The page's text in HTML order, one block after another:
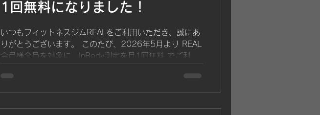
に通い始めたきっかけは、お友達からの紹介でした。 当
時の目標はとてもシンプルでした。 「体力をつけたい。
悩みがありました。 日常生活の中で体力の低下を強く感
じていた 杖を使わないと歩けなかった...
1回無料になりました！
いつもフィットネスジムREALをご利用いただき、誠にあ
りがとうございます。 このたび、2026年5月より REAL
会員様全員を対象に、InBody測定を月1回無料 でご利用
InBodyは、体重だけでなく以下のような項目を詳しく分
析できる体組成計です。 体脂肪率 筋肉量 部位別筋肉バ